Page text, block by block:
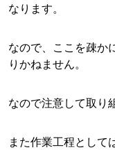
なります。
なので、ここを疎か
りかねません。
なので注意して取り
また作業工程として